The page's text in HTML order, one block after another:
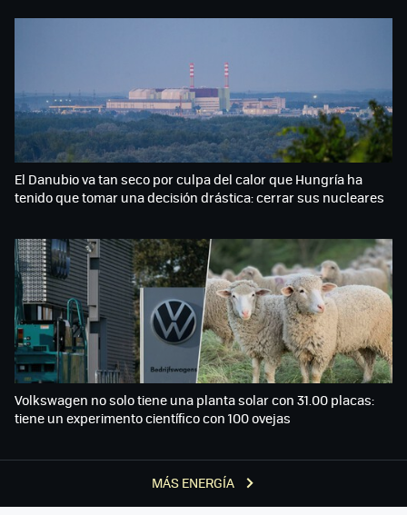
MÁS ENERGÍA
El Danubio va tan seco por culpa del calor que Hungría ha
tenido que tomar una decisión drástica: cerrar sus nucleares
Volkswagen no solo tiene una planta solar con 31.00 placas:
tiene un experimento científico con 100 ovejas